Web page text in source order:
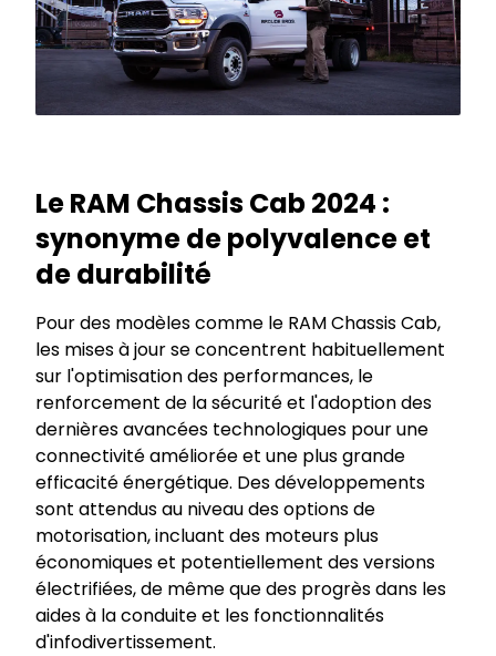
Le RAM Chassis Cab 2024 :
synonyme de polyvalence et
de durabilité
Pour des modèles comme le RAM Chassis Cab,
les mises à jour se concentrent habituellement
sur l'optimisation des performances, le
renforcement de la sécurité et l'adoption des
dernières avancées technologiques pour une
connectivité améliorée et une plus grande
efficacité énergétique. Des développements
sont attendus au niveau des options de
motorisation, incluant des moteurs plus
économiques et potentiellement des versions
électrifiées, de même que des progrès dans les
aides à la conduite et les fonctionnalités
d'infodivertissement.